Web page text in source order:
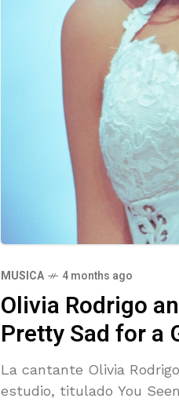
MUSICA 4 months ago
Olivia Rodrigo
Pretty Sad for a
La cantante Olivia
estudio, titulado You